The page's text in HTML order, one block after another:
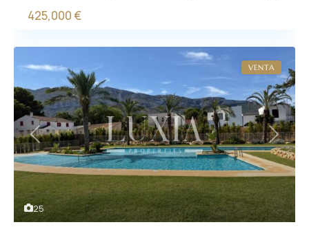
425,000 €
25
Previous Next
VENTA